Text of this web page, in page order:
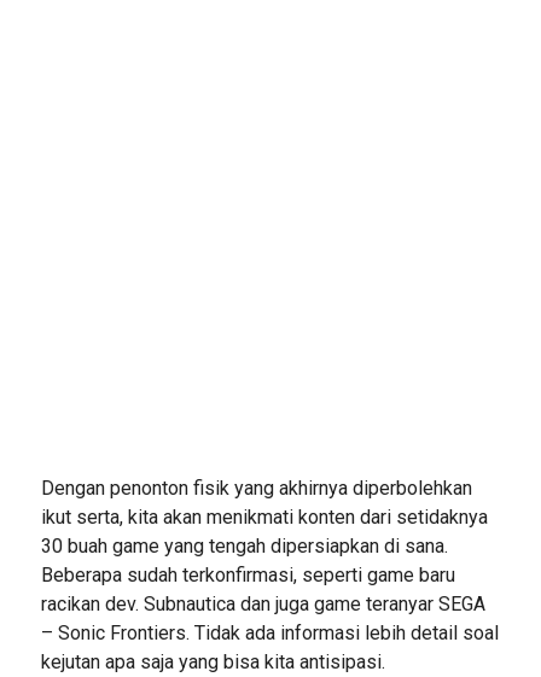
Dengan penonton fisik yang akhirnya diperbolehkan
ikut serta, kita akan menikmati konten dari setidaknya
30 buah game yang tengah dipersiapkan di sana.
Beberapa sudah terkonfirmasi, seperti game baru
racikan dev. Subnautica dan juga game teranyar SEGA
– Sonic Frontiers. Tidak ada informasi lebih detail soal
kejutan apa saja yang bisa kita antisipasi.